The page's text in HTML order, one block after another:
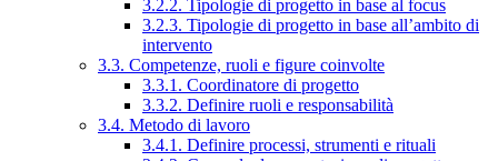
3.2.2. Tipologie di progetto in base al focus
3.2.3. Tipologie di progetto in base all’ambito di
intervento
3.3. Competenze, ruoli e figure coinvolte
3.3.1. Coordinatore di progetto
3.3.2. Definire ruoli e responsabilità
3.4. Metodo di lavoro
3.4.1. Definire processi, strumenti e rituali